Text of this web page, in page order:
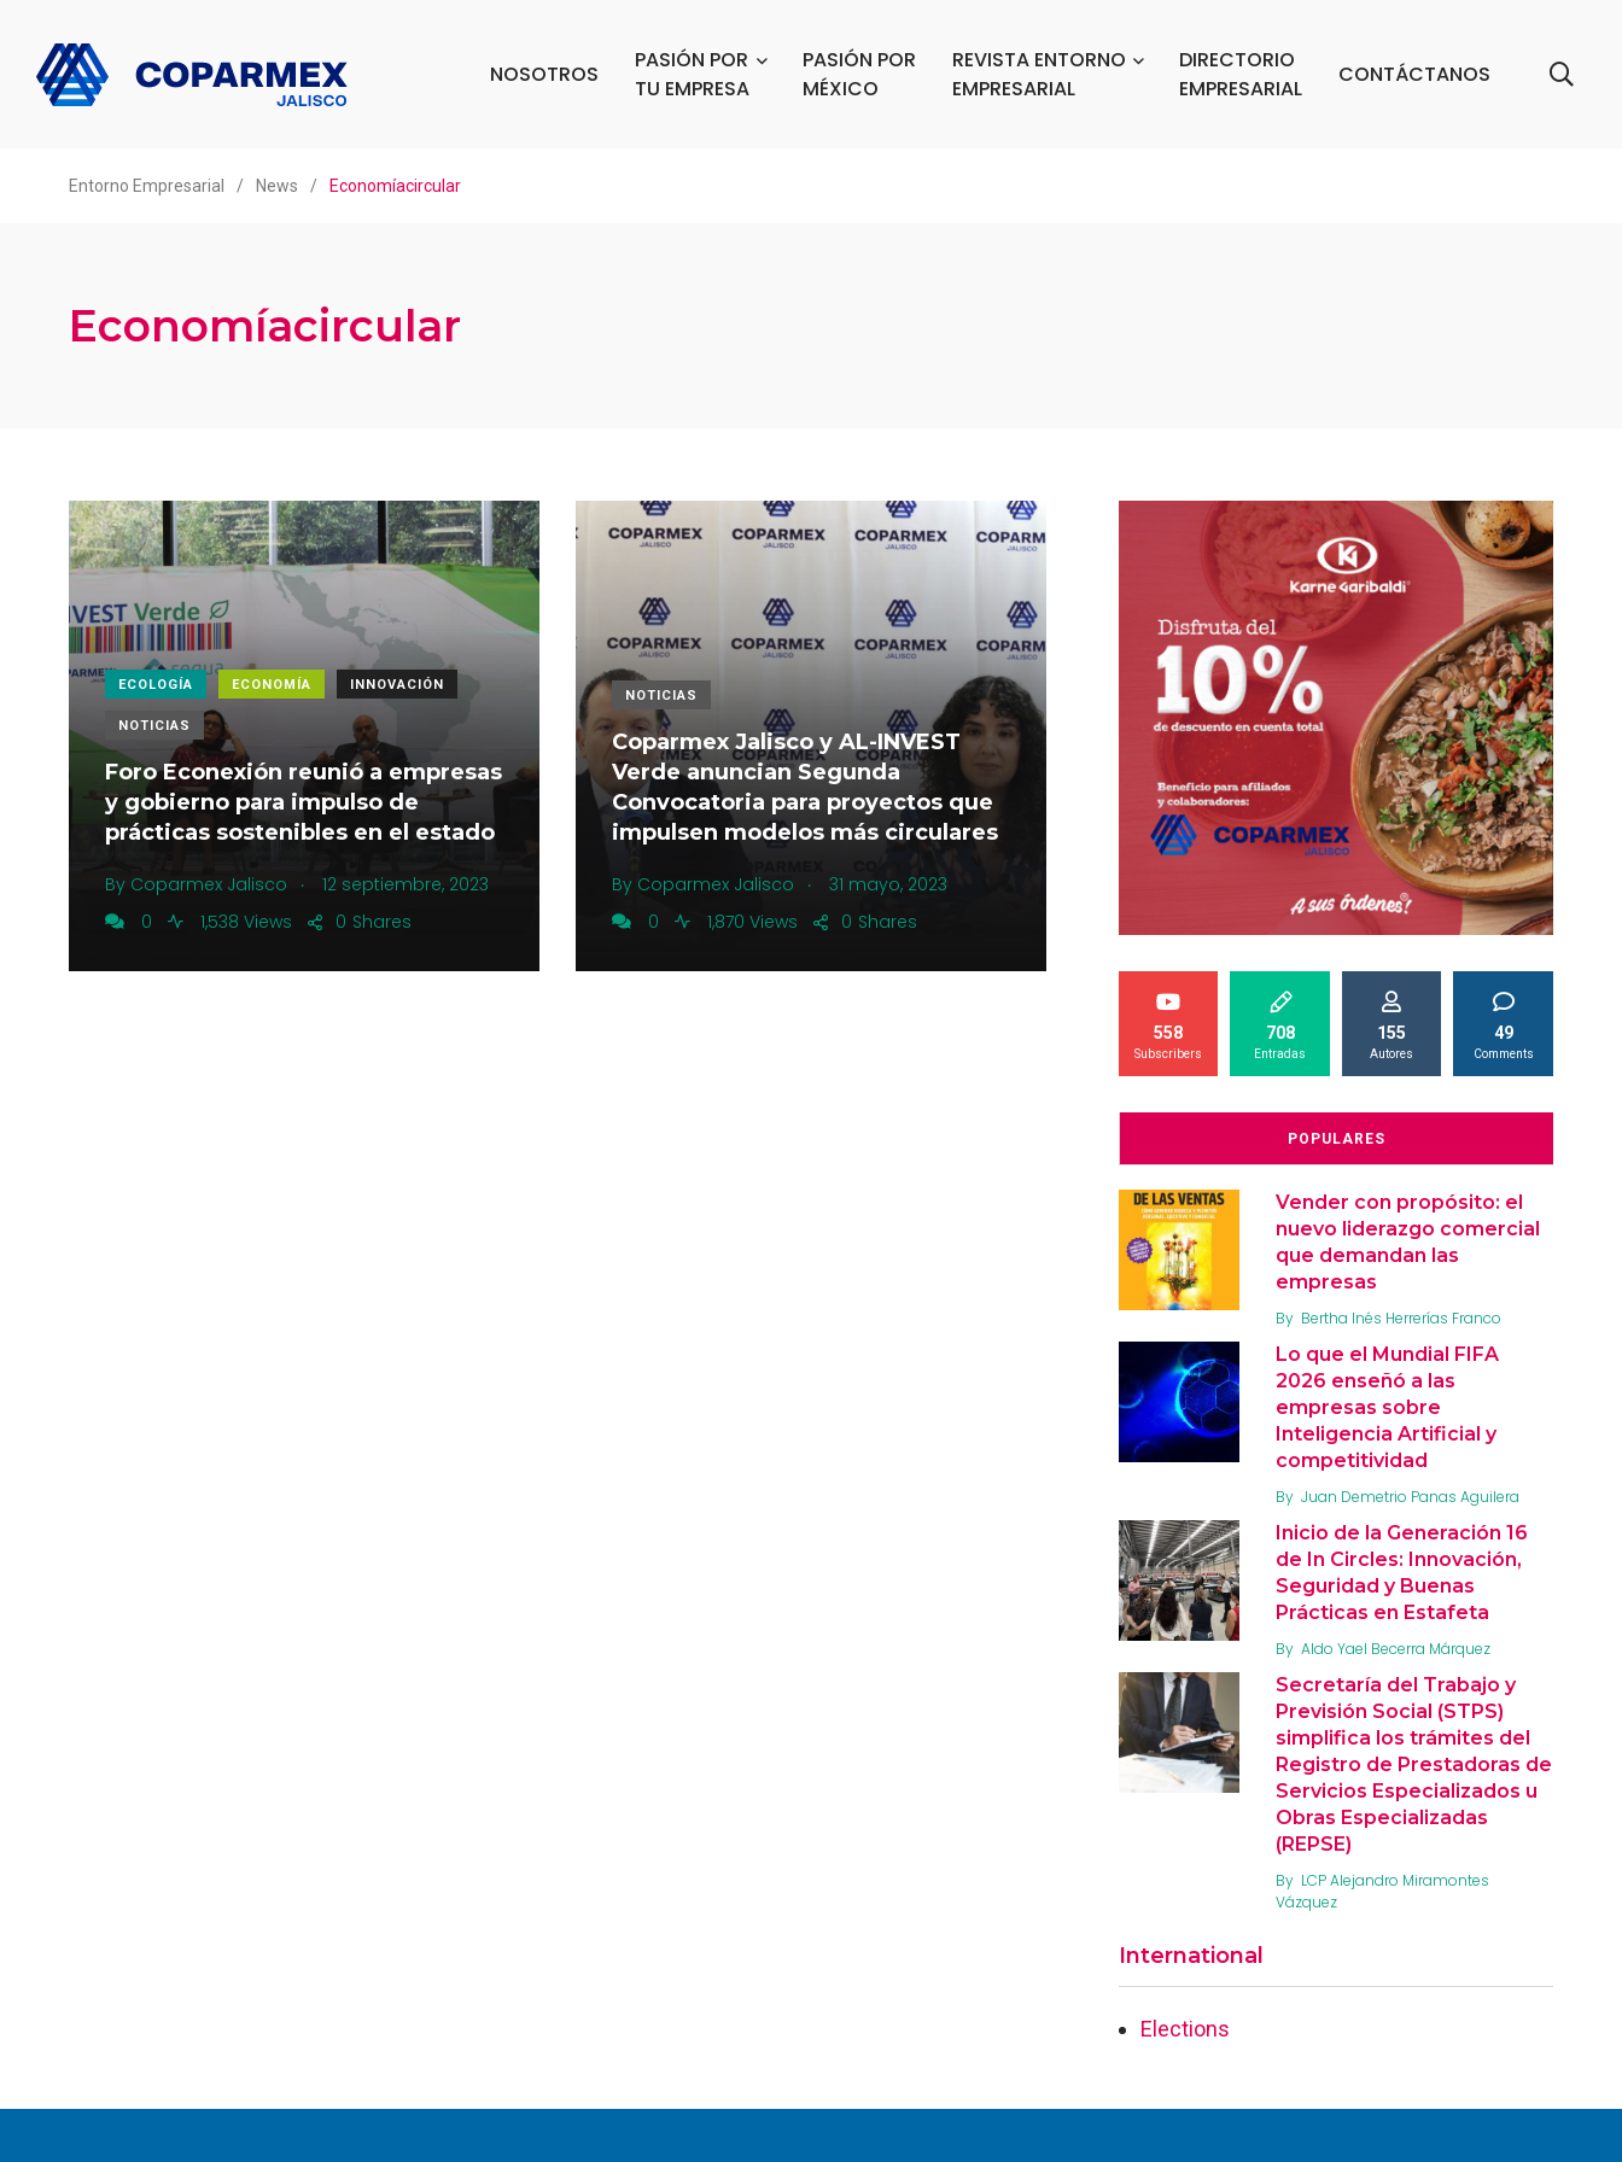
NOSOTROS
PASIÓN POR
TU EMPRESA
PASIÓN POR
MÉXICO
REVISTA ENTORNO
EMPRESARIAL
DIRECTORIO
EMPRESARIAL
CONTÁCTANOS
Entorno Empresarial / News / Economíacircular
Economíacircular
ECOLOGÍA ECONOMÍA INNOVACIÓN
NOTICIAS
Foro Econexión reunió a empresas
y gobierno para impulso de
prácticas sostenibles en el estado
By Coparmex Jalisco .
12 septiembre, 2023
0
1,538 Views Shares
0
NOTICIAS
Coparmex Jalisco y AL-INVEST
Verde anuncian Segunda
Convocatoria para proyectos que
impulsen modelos más circulares
By Coparmex Jalisco .
31 mayo, 2023
0
1,870 Views Shares
0
558
Subscribers
708
Entradas
155
Autores
49
Comments
POPULARES
Vender con propósito: el
nuevo liderazgo comercial
que demandan las
empresas
By Bertha Inés Herrerías Franco
Lo que el Mundial FIFA
2026 enseñó a las
empresas sobre
Inteligencia Artificial y
competitividad
By Juan Demetrio Panas Aguilera
Inicio de la Generación 16
de In Circles: Innovación,
Seguridad y Buenas
Prácticas en Estafeta
By Aldo Yael Becerra Márquez
Secretaría del Trabajo y
Previsión Social (STPS)
simplifica los trámites del
Registro de Prestadoras de
Servicios Especializados u
Obras Especializadas
(REPSE)
By LCP Alejandro Miramontes
Vázquez
International
Elections